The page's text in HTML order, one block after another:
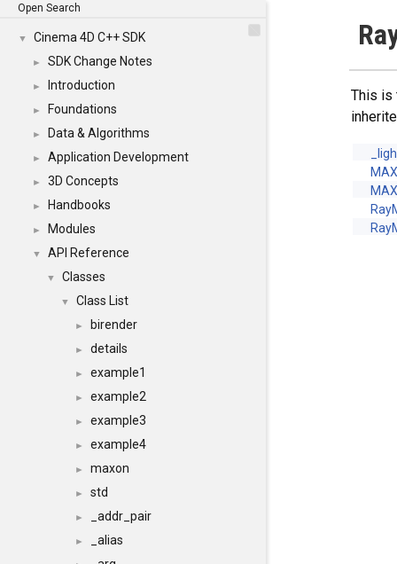
Open Search
▼ Cinema 4D C++ SDK
► SDK Change Notes
► Introduction
► Foundations
► Data & Algorithms
► Application Development
► 3D Concepts
► Handbooks
► Modules
▼ API Reference
▼ Classes
▼ Class List
► birender
► details
► example1
► example2
► example3
► example4
► maxon
► std
► _addr_pair
► _alias
This